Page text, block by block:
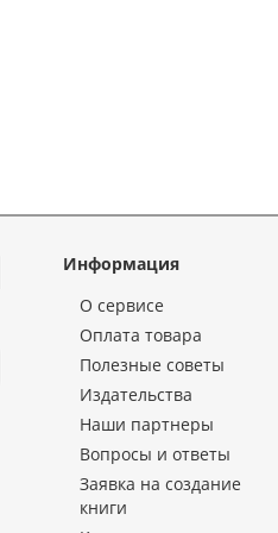
Информация
О сервисе
Оплата товара
Полезные советы
Издательства
Наши партнеры
Вопросы и ответы
Заявка на создание
книги